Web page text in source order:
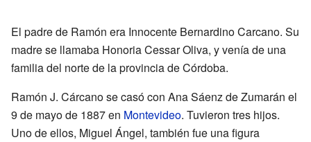
El padre de Ramón era Innocente Bernardino Carcano. Su
madre se llamaba Honoria Cessar Oliva, y venía de una
familia del norte de la provincia de Córdoba.
Ramón J. Cárcano se casó con Ana Sáenz de Zumarán el
9 de mayo de 1887 en Montevideo. Tuvieron tres hijos.
Uno de ellos, Miguel Ángel, también fue una figura